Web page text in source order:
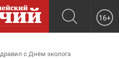
16+
с Днём эколога